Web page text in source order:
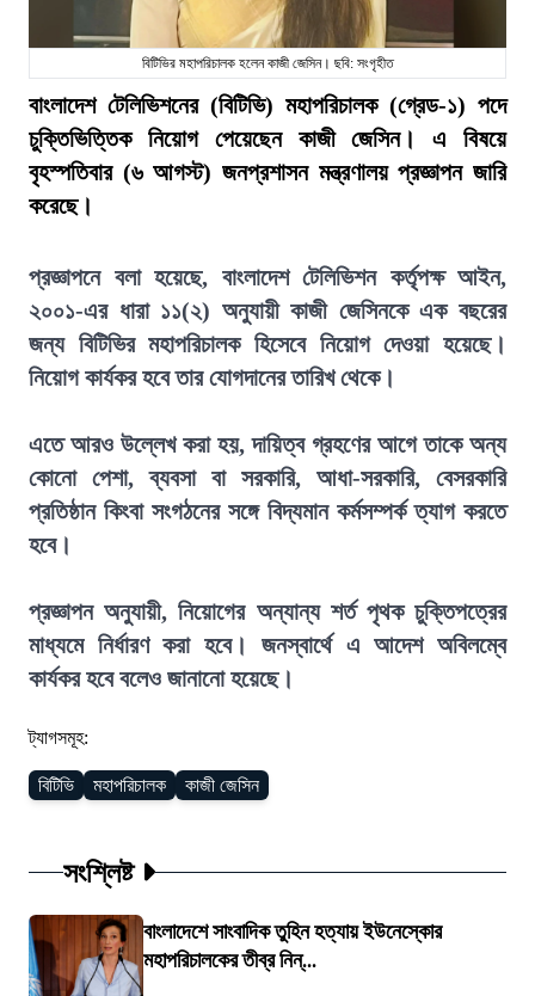
বিটিভির মহাপরিচালক হলেন কাজী জেসিন। ছবি: সংগৃহীত
বাংলাদেশ টেলিভিশনের (বিটিভি) মহাপরিচালক (গ্রেড-১) পদে
চুক্তিভিত্তিক নিয়োগ পেয়েছেন কাজী জেসিন। এ বিষয়ে
বৃহস্পতিবার (৬ আগস্ট) জনপ্রশাসন মন্ত্রণালয় প্রজ্ঞাপন জারি
করেছে।
প্রজ্ঞাপনে বলা হয়েছে, বাংলাদেশ টেলিভিশন কর্তৃপক্ষ আইন,
২০০১-এর ধারা ১১(২) অনুযায়ী কাজী জেসিনকে এক বছরের
জন্য বিটিভির মহাপরিচালক হিসেবে নিয়োগ দেওয়া হয়েছে।
নিয়োগ কার্যকর হবে তার যোগদানের তারিখ থেকে।
এতে আরও উল্লেখ করা হয়, দায়িত্ব গ্রহণের আগে তাকে অন্য
কোনো পেশা, ব্যবসা বা সরকারি, আধা-সরকারি, বেসরকারি
প্রতিষ্ঠান কিংবা সংগঠনের সঙ্গে বিদ্যমান কর্মসম্পর্ক ত্যাগ করতে
হবে।
প্রজ্ঞাপন অনুযায়ী, নিয়োগের অন্যান্য শর্ত পৃথক চুক্তিপত্রের
মাধ্যমে নির্ধারণ করা হবে। জনস্বার্থে এ আদেশ অবিলম্বে
কার্যকর হবে বলেও জানানো হয়েছে।
ট্যাগসমূহ:
বিটিভি মহাপরিচালক কাজী জেসিন
সংশ্লিষ্ট
বাংলাদেশে সাংবাদিক তুহিন হত্যায় ইউনেস্কোর
মহাপরিচালকের তীব্র নিন্...